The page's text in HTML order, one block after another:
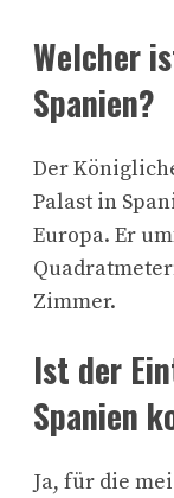
Welcher
Spanien?
Der
Palast in
Europa. Er
Zimmer.
Ist der
Spanien
Ja, für die